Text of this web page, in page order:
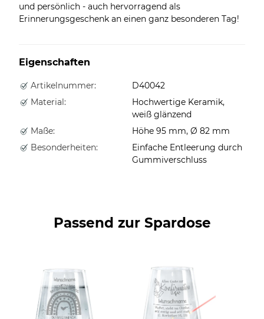
und persönlich - auch hervorragend als
Erinnerungsgeschenk an einen ganz besonderen Tag!
Eigenschaften
Artikelnummer:
D40042
Material:
Hochwertige Keramik,
weiß glänzend
Maße:
Höhe 95 mm, Ø 82 mm
Besonderheiten:
Einfache Entleerung durch
Gummiverschluss
Passend zur Spardose